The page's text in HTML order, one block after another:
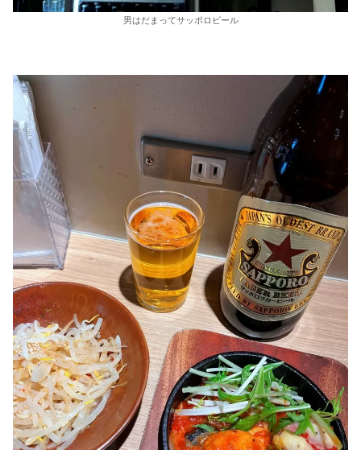
男はだまってサッポロビール